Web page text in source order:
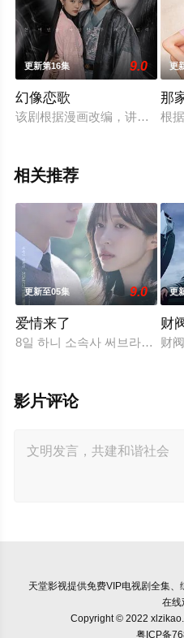
更新第16集 9.0
幻像恋歌
该剧根据漫画改编，讲述有着
更
那
根
相关推荐
更新至05集 9.0
爱情来了
8일 하니 소속사 써브라임 측은
更
财
财
影片评论
天堂影视提供免费VIP电视剧全集、
在线
Copyright © 2022
粤ICP备